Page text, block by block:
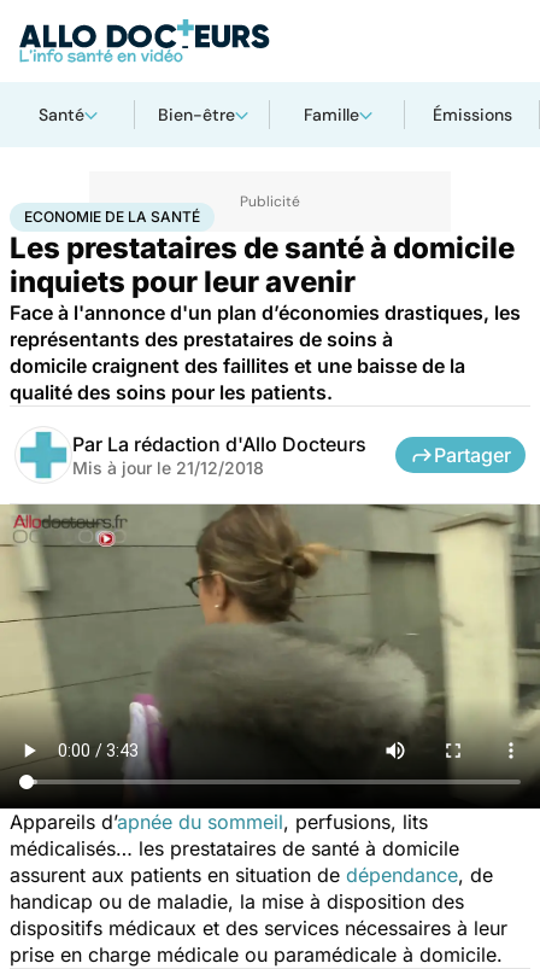
Santé Bien-être Famille Émissions
AccueilSantéSociétéÉconomie Economie de la santé
ECONOMIE DE LA SANTÉ
Les prestataires de santé à domicile
inquiets pour leur avenir
Face à l'annonce d'un plan d’économies drastiques, les
représentants des prestataires de soins à
domicile craignent des faillites et une baisse de la
qualité des soins pour les patients.
Par La rédaction d'Allo Docteurs
Mis à jour le 21/12/2018
Partager
Appareils d’apnée du sommeil, perfusions, lits
médicalisés… les prestataires de santé à domicile
assurent aux patients en situation de dépendance, de
handicap ou de maladie, la mise à disposition des
dispositifs médicaux et des services nécessaires à leur
prise en charge médicale ou paramédicale à domicile.